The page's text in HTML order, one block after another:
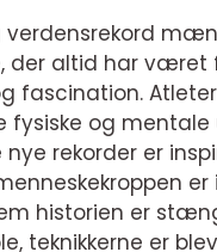
verdensrekord
der altid har
fascination.
fysiske og
rekorder er
historien er
teknikkerne er